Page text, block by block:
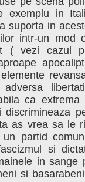
exemplu in
suporta in
intr-un mod
( vezi cazul
ca extrema
as vrea sa le
partid
si
in sange
si